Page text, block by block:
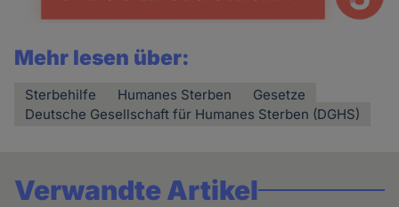
Mehr lesen über:
Sterbehilfe Humanes Sterben
Gesetze
Deutsche Gesellschaft für Humanes Sterben (DGHS)
Verwandte Artikel